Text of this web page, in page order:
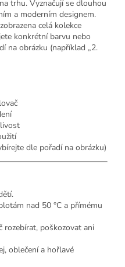
trhu. Vyznačují se dlouhou
a moderním designem.
celá kolekce
konkrétní barvu nebo
na obrázku (například „2.
dle pořadí na obrázku)
nad 50 °C a přímému
rozebírat, poškozovat ani
oblečení a hořlavé